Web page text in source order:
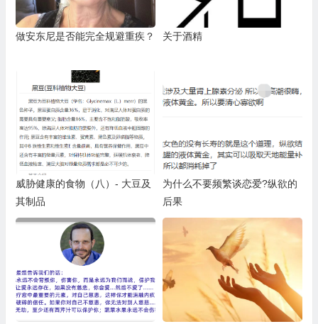
做安东尼是否能完全规避重疾？ 关于酒精
威胁健康的食物（八）- 大豆及
其制品
为什么不要频繁谈恋爱?纵欲的
后果